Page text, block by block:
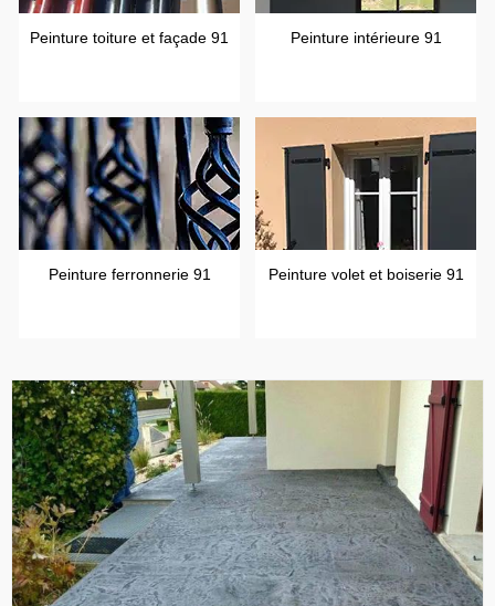
Peinture toiture et façade 91 Peinture intérieure 91
Peinture ferronnerie 91 Peinture volet et boiserie 91